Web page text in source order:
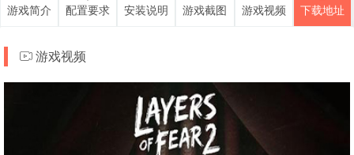
游戏简介 配置要求 安装说明 游戏截图 游戏视频 下载地址
游戏视频